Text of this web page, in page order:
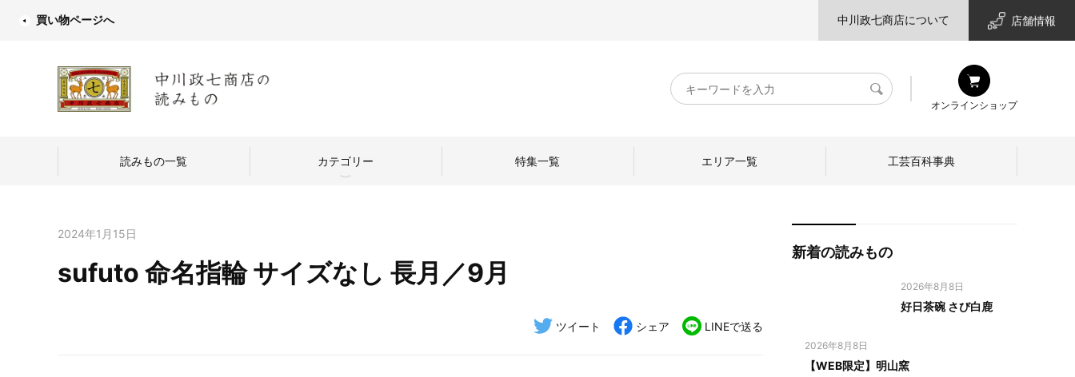
買い物ページへ 中川政七商店について 店舗情報
キ
ー
検
オンラインショップ
読みもの一覧 カテゴリー
中川政七商店のものづくり 日本の暮らし
特集一覧 エリア一覧 工芸百科事典
2024年1月15日
sufuto 命名指輪 サイズなし 長月／9月
ツイート シェア LINEで送る
新着の読みもの
2026年8月8日
好日茶碗 さび白鹿
2026年8月8日
【WEB限定】明山窯